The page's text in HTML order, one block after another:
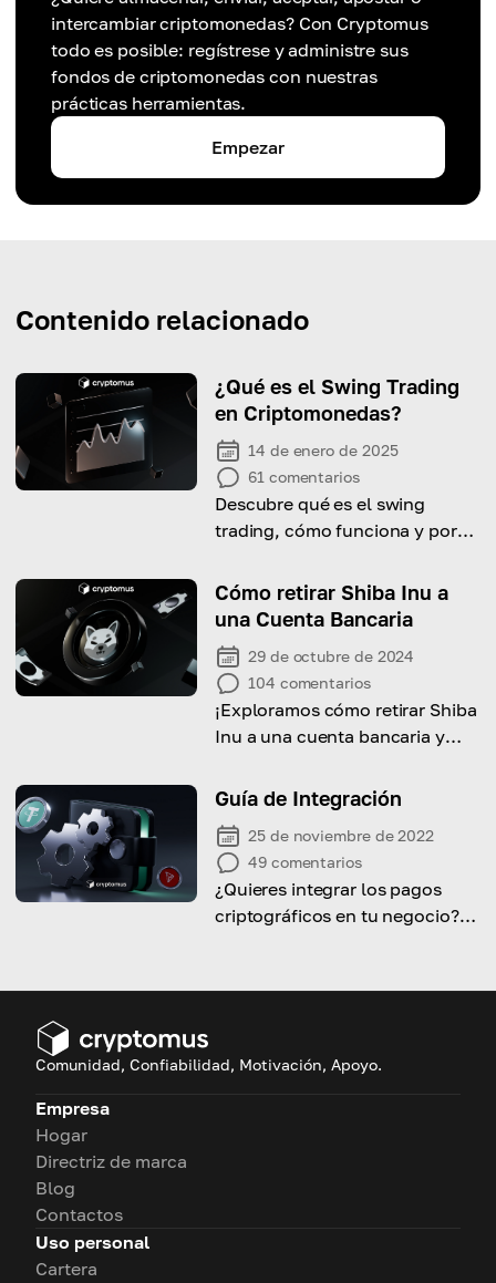
intercambiar criptomonedas? Con Cryptomus
todo es posible: regístrese y administre sus
fondos de criptomonedas con nuestras
prácticas herramientas.
Empezar
Contenido relacionado
¿Qué es el Swing Trading
en Criptomonedas?
14 de enero de 2025
61 comentarios
Descubre qué es el swing
trading, cómo funciona y por
este artículo.
Cómo retirar Shiba Inu a
una Cuenta Bancaria
29 de octubre de 2024
104 comentarios
¡Exploramos cómo retirar Shiba
Inu a una cuenta bancaria y
al hacerlo!
Guía de Integración
25 de noviembre de 2022
49 comentarios
¿Quieres integrar los pagos
criptográficos en tu negocio?
Comunidad, Confiabilidad, Motivación, Apoyo.
Empresa
Hogar
Directriz de marca
Blog
Contactos
Uso personal
Cartera